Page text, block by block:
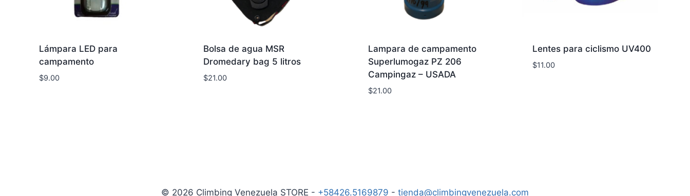
Lámpara LED para
campamento
$9.00
Bolsa de agua MSR
Dromedary bag 5 litros
$21.00
Lampara de campamento
Superlumogaz PZ 206
Campingaz – USADA
$21.00
Lentes para ciclismo UV400
$11.00
© 2026 Climbing Venezuela STORE - +58426.5169879 - tienda@climbingvenezuela.com